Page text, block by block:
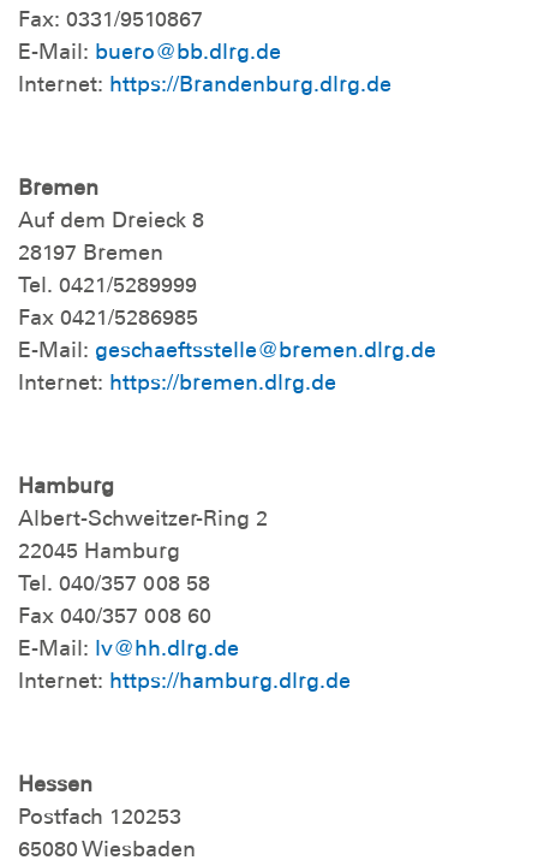
Fax: 0331/9510867
E-Mail: buero@bb.dlrg.de
Internet: https://Brandenburg.dlrg.de
Bremen
Auf dem Dreieck 8
28197 Bremen
Tel. 0421/5289999
Fax 0421/5286985
E-Mail: geschaeftsstelle@bremen.dlrg.de
Internet: https://bremen.dlrg.de
Hamburg
Albert-Schweitzer-Ring 2
22045 Hamburg
Tel. 040/357 008 58
Fax 040/357 008 60
E-Mail: lv@hh.dlrg.de
Internet: https://hamburg.dlrg.de
Hessen
Postfach 120253
65080 Wiesbaden